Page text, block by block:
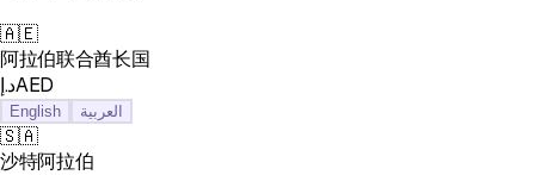
🇦🇪
阿拉伯联合酋长国
د.إAED
English العربية
🇸🇦
沙特阿拉伯